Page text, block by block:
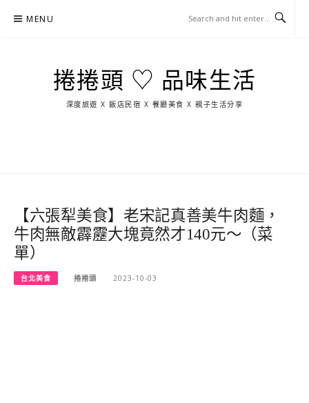
MENU
捲捲頭 ♡ 品味生活
深度旅遊 X 飯店民宿 X 餐廳美食 X 親子生活分享
【六張犁美食】老宋記真善美牛肉麵，
牛肉無敵霹靂大塊竟然才140元～（菜
單）
台北美食 捲捲頭 2023-10-03